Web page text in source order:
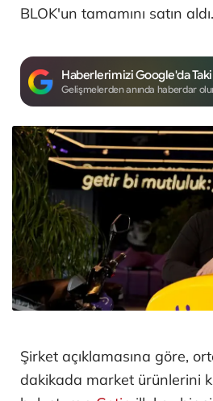
BLOK'un tamamını satın aldı.
Haberlerimizi Google'da
Gelişmelerden anında haberdar
Şirket açıklamasına göre,
dakikada market ürünlerini